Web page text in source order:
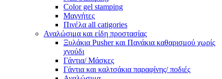
Color gel stamping
Μαγνήτες
Πινέλα all catigories
Αναλώσιμα και είδη προστασίας
Ξυλάκια Pusher και Πανάκια καθαρισμού χωρίς
χνούδι
Γάντια/ Μάσκες
Γάντια και καλτσάκια παραφίνης/ ποδιές